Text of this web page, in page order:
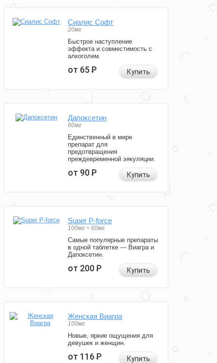
Сиалис Софт
20мг
Быстрое наступление
эффекта и совместимость с
алкоголем.
от 65Р Купить
Дапоксетин
60мг
Единственный в мире
препарат для
предотвращения
преждевременной эякуляции.
от 90Р Купить
Super P-force
100мг + 60мг
Самые популярные препараты
в одной таблетке — Виагра и
Дапоксетин.
от 200Р Купить
Женская Виагра
100мг
Новые, яркие ощущения для
девушек и женщин.
от 116Р Купить